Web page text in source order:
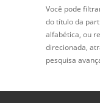
Você pode
do título da
alfabética, ou
direcionada,
pesquisa